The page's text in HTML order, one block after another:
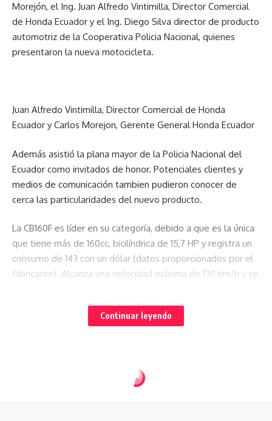
Morejón, el Ing. Juan Alfredo Vintimilla, Director Comercial
de Honda Ecuador y el Ing. Diego Silva director de producto
automotriz de la Cooperativa Policia Nacional, quienes
presentaron la nueva motocicleta.
Juan Alfredo Vintimilla, Director Comercial de Honda
Ecuador y Carlos Morejon, Gerente General Honda Ecuador
Además asistió la plana mayor de la Policia Nacional del
Ecuador como invitados de honor. Potenciales clientes y
medios de comunicación tambien pudieron conocer de
cerca las particularidades del nuevo producto.
La CB160F es líder en su categoría, debido a que es la única
que tiene más de 160cc, bicilíndrica de 15,7 HP y registra un
consumo de 143 con un dólar (datos proporcionados por el
fabricante). Alcanza una velocidad máxima de 130 km/h y se
la ciudad y el tráfico. La rueda delantera posee un freno de
Continuar leyendo